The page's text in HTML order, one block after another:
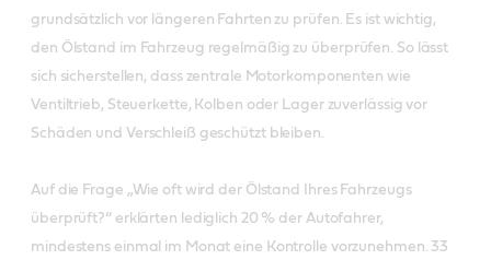
grundsätzlich vor längeren Fahrten zu prüfen. Es ist wichtig,
den Ölstand im Fahrzeug regelmäßig zu überprüfen. So lässt
sich sicherstellen, dass zentrale Motorkomponenten wie
Ventiltrieb, Steuerkette, Kolben oder Lager zuverlässig vor
Schäden und Verschleiß geschützt bleiben.
Auf die Frage „Wie oft wird der Ölstand Ihres Fahrzeugs
überprüft?“ erklärten lediglich 20 % der Autofahrer,
mindestens einmal im Monat eine Kontrolle vorzunehmen. 33